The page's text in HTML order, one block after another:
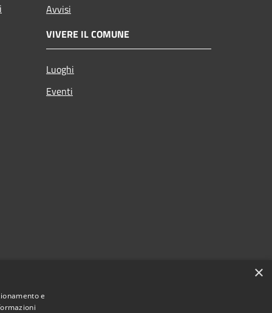
Avvisi
VIVERE IL COMUNE
Luoghi
Eventi
×
e